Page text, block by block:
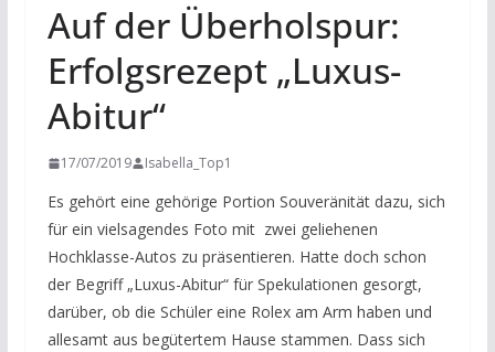
Auf der Überholspur:
Erfolgsrezept „Luxus-
Abitur“
17/07/2019 Isabella_Top1
Es gehört eine gehörige Portion Souveränität dazu, sich
für ein vielsagendes Foto mit zwei geliehenen
Hochklasse-Autos zu präsentieren. Hatte doch schon
der Begriff „Luxus-Abitur“ für Spekulationen gesorgt,
darüber, ob die Schüler eine Rolex am Arm haben und
allesamt aus begütertem Hause stammen. Dass sich